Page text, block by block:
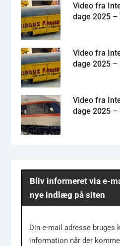
Video fra
dage 2025 –
Video fra
dage 2025 –
Video fra
dage 2025 –
Bliv informeret via e-
nye indlæg på siten
Din e-mail adresse bruges
information når der